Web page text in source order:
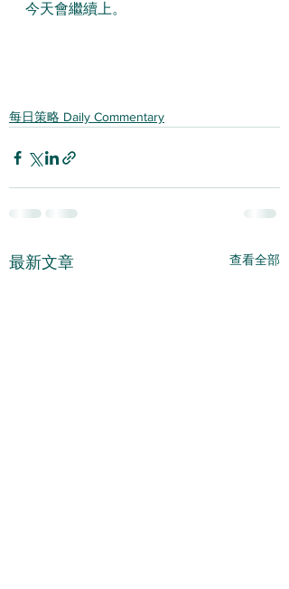
今天會繼續上。
每日策略 Daily Commentary
最新文章 查看全部